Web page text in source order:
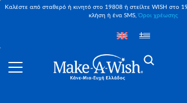
Καλέστε από σταθερό ή κινητό στο 19808 ή στείλτε WISH στο
κλήση ή ένα SMS,Όροι χρέωσης